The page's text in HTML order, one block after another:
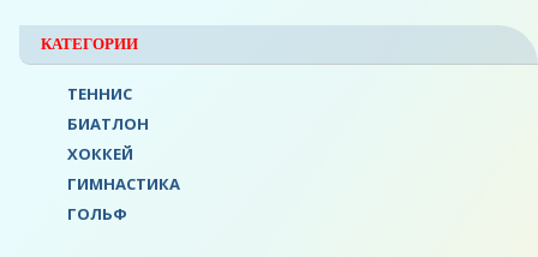
КАТЕГОРИИ
ТЕННИС
БИАТЛОН
ХОККЕЙ
ГИМНАСТИКА
ГОЛЬФ